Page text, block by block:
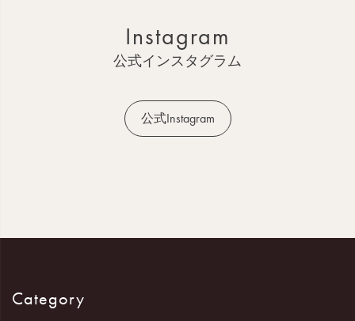
Instagram
公式インスタグラム
公式Instagram
Category